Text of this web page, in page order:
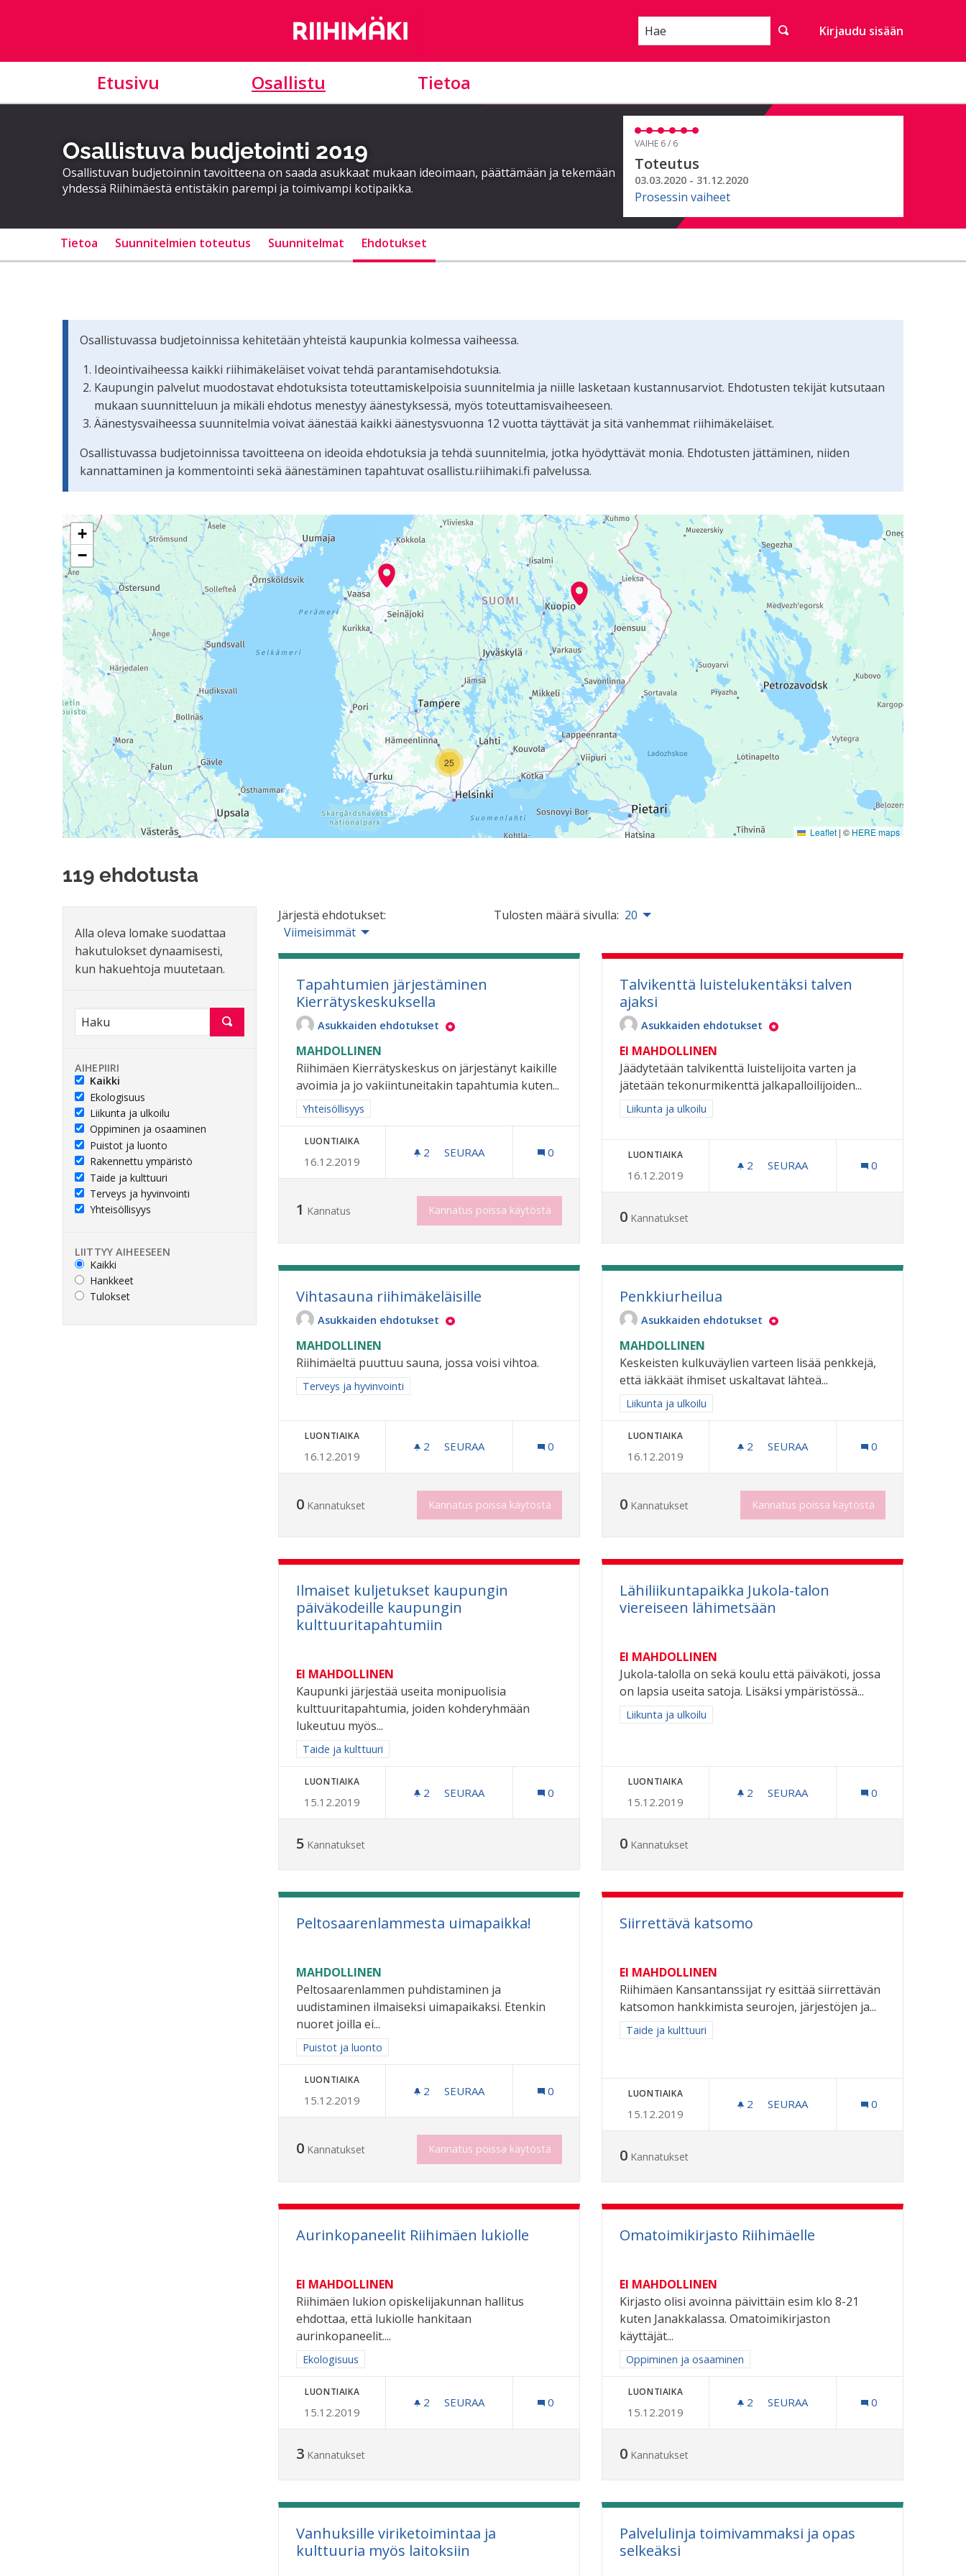
Hae Kirjaudu sisään
Etusivu Osallistu Tietoa
Osallistuva budjetointi 2019
Osallistuvan budjetoinnin tavoitteena on saada asukkaat mukaan ideoimaan, päättämään ja tekemään
yhdessä Riihimäestä entistäkin parempi ja toimivampi kotipaikka.
VAIHE 6 / 6
Toteutus
03.03.2020 - 31.12.2020
Prosessin vaiheet
Tietoa Suunnitelmien toteutus Suunnitelmat Ehdotukset
Osallistuvassa budjetoinnissa kehitetään yhteistä kaupunkia kolmessa vaiheessa.
Ideointivaiheessa kaikki riihimäkeläiset voivat tehdä parantamisehdotuksia.
Kaupungin palvelut muodostavat ehdotuksista toteuttamiskelpoisia suunnitelmia ja niille lasketaan kustannusarviot. Ehdotusten tekijät kutsutaan
mukaan suunnitteluun ja mikäli ehdotus menestyy äänestyksessä, myös toteuttamisvaiheeseen.
Äänestysvaiheessa suunnitelmia voivat äänestää kaikki äänestysvuonna 12 vuotta täyttävät ja sitä vanhemmat riihimäkeläiset.
Osallistuvassa budjetoinnissa tavoitteena on ideoida ehdotuksia ja tehdä suunnitelmia, jotka hyödyttävät monia. Ehdotusten jättäminen, niiden
kannattaminen ja kommentointi sekä äänestäminen tapahtuvat osallistu.riihimaki.fi palvelussa.
Seuraavassa elementissä on kartta, joka esittää tämän sivun tietueet karttapisteinä. Elementtiä voi käyttää ruudunlukijalla, mutta se voi olla vaikeaselkoinen.
25
+
−
Leaflet | © HERE maps
119 ehdotusta
Alla oleva lomake suodattaa
hakutulokset dynaamisesti,
kun hakuehtoja muutetaan.
AIHEPIIRI
Kaikki
Ekologisuus
Liikunta ja ulkoilu
Oppiminen ja osaaminen
Puistot ja luonto
Rakennettu ympäristö
Taide ja kulttuuri
Terveys ja hyvinvointi
Yhteisöllisyys
LIITTYY AIHEESEEN
Kaikki
Hankkeet
Tulokset
Järjestä ehdotukset:
Viimeisimmät
Tulosten määrä sivulla: 20
Tapahtumien järjestäminen
Kierrätyskeskuksella
Asukkaiden ehdotukset
MAHDOLLINEN
Riihimäen Kierrätyskeskus on järjestänyt kaikille
avoimia ja jo vakiintuneitakin tapahtumia kuten...
Rajaa tulokset aihepiirin mukaan: Yhteisöllisyys
Yhteisöllisyys
LUONTIAIKA
16.12.2019
2 2 SEURAAJAA
SEURAA
TAPAHTUMIEN JÄRJESTÄMINEN KIERRÄTYSKESKUKSELLA
0
1 Kannatus Kannatus poissa käytöstä
Talvikenttä luistelukentäksi talven
ajaksi
Asukkaiden ehdotukset
EI MAHDOLLINEN
Jäädytetään talvikenttä luistelijoita varten ja
jätetään tekonurmikenttä jalkapalloilijoiden...
Rajaa tulokset aihepiirin mukaan: Liikunta ja ulkoilu
Liikunta ja ulkoilu
LUONTIAIKA
16.12.2019
2 2 SEURAAJAA
SEURAA 0
0 Kannatukset
Vihtasauna riihimäkeläisille
Asukkaiden ehdotukset
MAHDOLLINEN
Riihimäeltä puuttuu sauna, jossa voisi vihtoa.
Rajaa tulokset aihepiirin mukaan: Terveys ja hyvinvointi
Terveys ja hyvinvointi
LUONTIAIKA
16.12.2019
2 2 SEURAAJAA
SEURAA 0
0 Kannatukset Kannatus poissa käytöstä
Penkkiurheilua
Asukkaiden ehdotukset
MAHDOLLINEN
Keskeisten kulkuväylien varteen lisää penkkejä,
että iäkkäät ihmiset uskaltavat lähteä...
Rajaa tulokset aihepiirin mukaan: Liikunta ja ulkoilu
Liikunta ja ulkoilu
LUONTIAIKA
16.12.2019
2 2 SEURAAJAA
SEURAA 0
0 Kannatukset Kannatus poissa käytöstä
Ilmaiset kuljetukset kaupungin
päiväkodeille kaupungin
kulttuuritapahtumiin
EI MAHDOLLINEN
Kaupunki järjestää useita monipuolisia
kulttuuritapahtumia, joiden kohderyhmään
lukeutuu myös...
Rajaa tulokset aihepiirin mukaan: Taide ja kulttuuri
Taide ja kulttuuri
LUONTIAIKA
15.12.2019
2 2 SEURAAJAA
SEURAA
ILMAISET KULJETUKSET KAUPUNGIN PÄIVÄKODEILLE KAUPUNGIN KULTTUURITAPAHTUMIIN
0
5 Kannatukset
Lähiliikuntapaikka Jukola-talon
viereiseen lähimetsään
EI MAHDOLLINEN
Jukola-talolla on sekä koulu että päiväkoti, jossa
on lapsia useita satoja. Lisäksi ympäristössä...
Rajaa tulokset aihepiirin mukaan: Liikunta ja ulkoilu
Liikunta ja ulkoilu
LUONTIAIKA
15.12.2019
2 2 SEURAAJAA
SEURAA 0
0 Kannatukset
Peltosaarenlammesta uimapaikka!
MAHDOLLINEN
Peltosaarenlammen puhdistaminen ja
uudistaminen ilmaiseksi uimapaikaksi. Etenkin
nuoret joilla ei...
Rajaa tulokset aihepiirin mukaan: Puistot ja luonto
Puistot ja luonto
LUONTIAIKA
15.12.2019
2 2 SEURAAJAA
SEURAA
PELTOSAARENLAMMESTA UIMAPAIKKA!
0
0 Kannatukset Kannatus poissa käytöstä
Siirrettävä katsomo
EI MAHDOLLINEN
Riihimäen Kansantanssijat ry esittää siirrettävän
katsomon hankkimista seurojen, järjestöjen ja...
Rajaa tulokset aihepiirin mukaan: Taide ja kulttuuri
Taide ja kulttuuri
LUONTIAIKA
15.12.2019
2 2 SEURAAJAA
SEURAA 0
0 Kannatukset
Aurinkopaneelit Riihimäen lukiolle
EI MAHDOLLINEN
Riihimäen lukion opiskelijakunnan hallitus
ehdottaa, että lukiolle hankitaan
aurinkopaneelit....
Rajaa tulokset aihepiirin mukaan: Ekologisuus
Ekologisuus
LUONTIAIKA
15.12.2019
2 2 SEURAAJAA
SEURAA
AURINKOPANEELIT RIIHIMÄEN LUKIOLLE
0
3 Kannatukset
Omatoimikirjasto Riihimäelle
EI MAHDOLLINEN
Kirjasto olisi avoinna päivittäin esim klo 8-21
kuten Janakkalassa. Omatoimikirjaston
käyttäjät...
Rajaa tulokset aihepiirin mukaan: Oppiminen ja osaaminen
Oppiminen ja osaaminen
LUONTIAIKA
15.12.2019
2 2 SEURAAJAA
SEURAA 0
0 Kannatukset
Vanhuksille viriketoimintaa ja
kulttuuria myös laitoksiin
Palvelulinja toimivammaksi ja opas
selkeäksi